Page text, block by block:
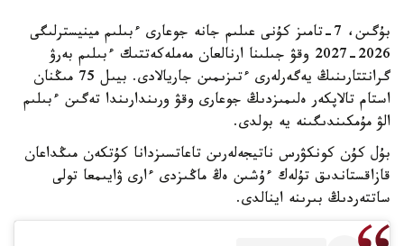
بۇگىن، 7-تامىز كۇنى عىلىم جانە جوعارى ءبىلىم مينيسترلىگى
2026-2027 وقۋ جىلىنا ارنالعان مەملەكەتتىك ءبىلىم بەرۋ
گرانتتارىنىڭ يەگەرلەرى ءتىزىمىن جاريالادى. بيىل 75 مىڭنان
استام تالاپكەر ەلىمىزدىڭ جوعارى وقۋ ورىندارىندا تەگىن ءبىلىم
الۋ مۇمكىندىگىنە يە بولدى.
بۇل كۇن كونكۋرس ناتيجەلەرىن تاعاتسىزدانا كۇتكەن مىڭداعان
قازاقستاندىق تۇلەك ءۇشىن ەڭ ماڭىزدى ءارى ۋايىمعا تولى
ساتتەردىڭ بىرىنە اينالدى.